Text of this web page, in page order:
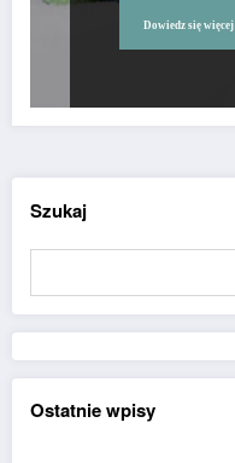
Dowiedz się więcej
Szukaj
Ostatnie wpisy